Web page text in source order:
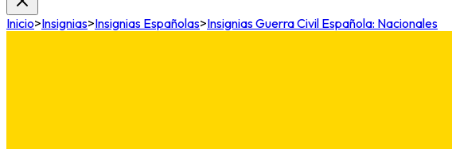
Inicio>Insignias>Insignias Españolas>Insignias Guerra Civil Española: Nacionales